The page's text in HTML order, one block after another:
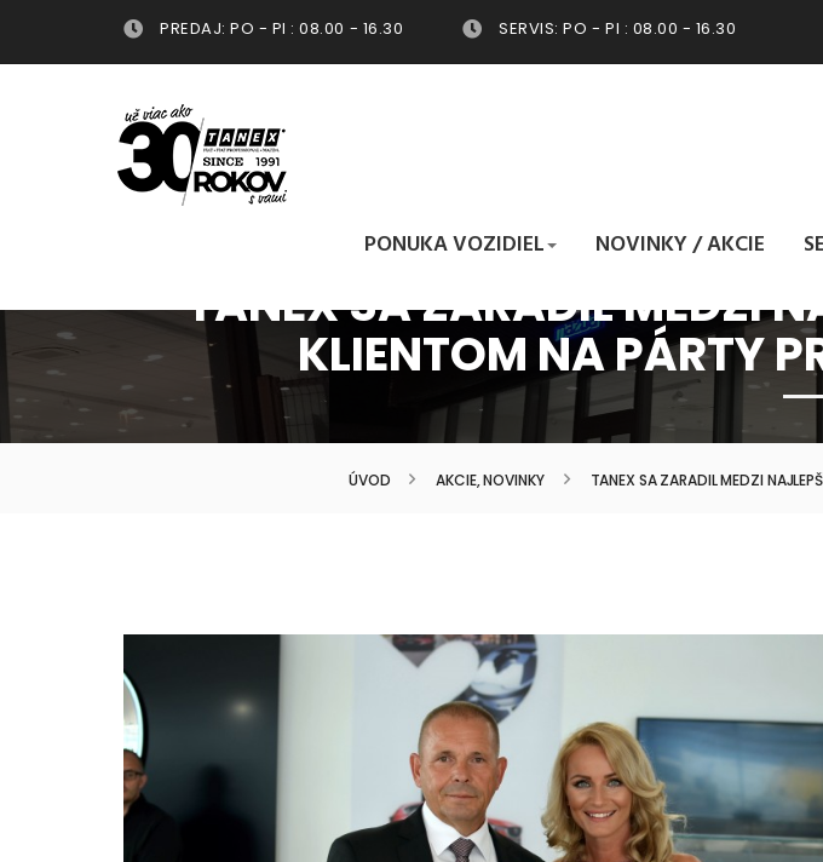
PREDAJ: PO - PI : 08.00 - 16.30 SERVIS: PO - PI : 08.00 - 16.30
PONUKA VOZIDIEL NOVINKY / AKCIE
TANEX SA ZARADIL MEDZI
KLIENTOM NA PÁRTY
ÚVOD AKCIE, NOVINKY TANEX SA ZARADIL MEDZI